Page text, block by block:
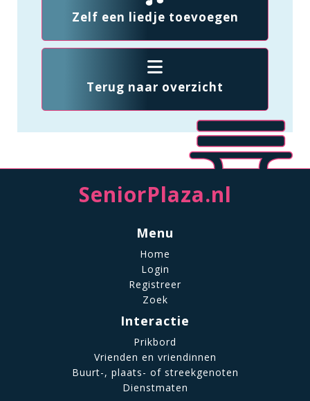
Zelf een liedje toevoegen
Terug naar overzicht
SeniorPlaza.nl
Menu
Home
Login
Registreer
Zoek
Interactie
Prikbord
Vrienden en vriendinnen
Buurt-, plaats- of streekgenoten
Dienstmaten